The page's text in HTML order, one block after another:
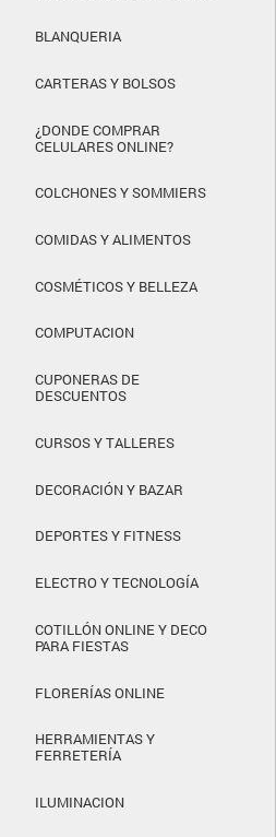
BLANQUERIA
CARTERAS Y BOLSOS
¿DONDE COMPRAR
CELULARES ONLINE?
COLCHONES Y SOMMIERS
COMIDAS Y ALIMENTOS
COSMÉTICOS Y BELLEZA
COMPUTACION
CUPONERAS DE
DESCUENTOS
CURSOS Y TALLERES
DECORACIÓN Y BAZAR
DEPORTES Y FITNESS
ELECTRO Y TECNOLOGÍA
COTILLÓN ONLINE Y DECO
PARA FIESTAS
FLORERÍAS ONLINE
HERRAMIENTAS Y
FERRETERÍA
ILUMINACION